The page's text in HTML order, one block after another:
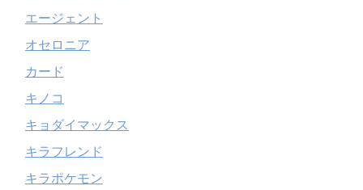
エージェント
オセロニア
カード
キノコ
キョダイマックス
キラフレンド
キラポケモン